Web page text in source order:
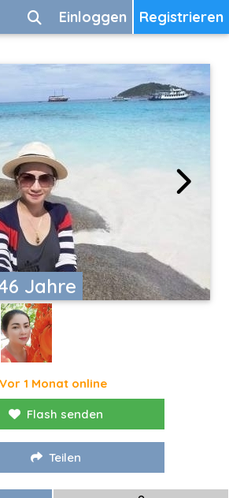
Registrieren
Einloggen
Jahre
Vor 1 Monat online
Flash senden
Teilen